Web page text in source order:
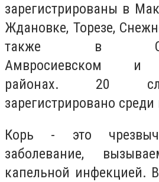
зарегистрированы в
Ждановке, Торезе,
также в
Амвросиевском и
районах. 20
зарегистрировано
Корь - это
заболевание,
капельной инфекцией.